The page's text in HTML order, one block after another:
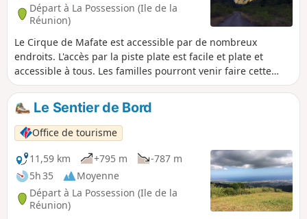
Départ à La Possession (Ile de la
Réunion)
Le Cirque de Mafate est accessible par de nombreux
endroits. L'accès par la piste plate est facile et plate et
accessible à tous. Les familles pourront venir faire cette
randonnée et rebrousser chemin à n'importe quel moment.
Il sera même possible de faire trempette dans la Rivière des
Galets. La piste est rectiligne et chemine entre des
remparts qui ne cessent de grandir au fur et à mesure.
Le Sentier de Bord
Office de tourisme
11,59 km
+795 m
-787 m
5h 35
Moyenne
Départ à La Possession (Ile de la
Réunion)